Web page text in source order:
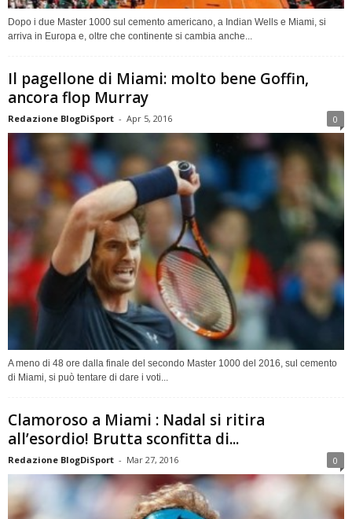
Dopo i due Master 1000 sul cemento americano, a Indian Wells e Miami, si
arriva in Europa e, oltre che continente si cambia anche...
Il pagellone di Miami: molto bene Goffin,
ancora flop Murray
Redazione BlogDiSport - Apr 5, 2016 0
A meno di 48 ore dalla finale del secondo Master 1000 del 2016, sul cemento
di Miami, si può tentare di dare i voti...
Clamoroso a Miami : Nadal si ritira
all’esordio! Brutta sconfitta di...
Redazione BlogDiSport - Mar 27, 2016 0